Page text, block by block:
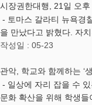
시장권한대행, 21일 오
- 토마스 갈라티 뉴욕경
을 만났다고 밝혔다. 자
작성일 : 05-23
관악, 학교와 함께하는 ‘
​- 일상에 자리 잡을 수
문화 확산을 위해 학생